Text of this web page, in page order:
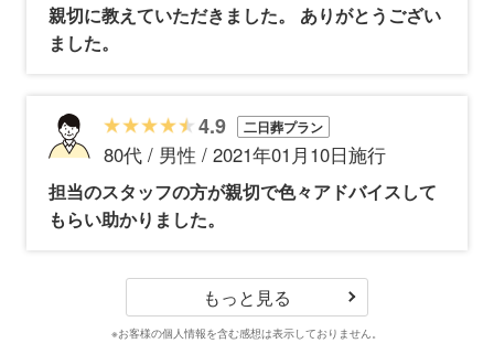
親切に教えていただきました。 ありがとうござい
ました。
4.9 二日葬プラン
80代 / 男性 / 2021年01月10日施行
担当のスタッフの方が親切で色々アドバイスして
もらい助かりました。
もっと見る
※お客様の個人情報を含む感想は表示しておりません。